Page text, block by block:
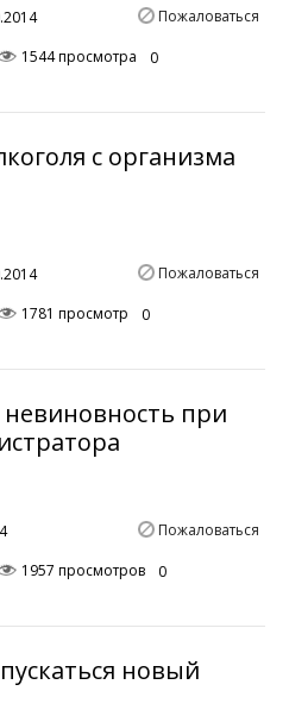
Пожаловаться
1544 просмотра 0
с организма
Пожаловаться
1781 просмотр 0
невиновность при
Пожаловаться
1957 просмотров 0
новый